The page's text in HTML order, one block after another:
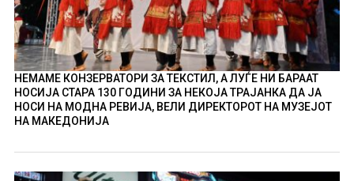
НЕМАМЕ КОНЗЕРВАТОРИ ЗА ТЕКСТИЛ, А ЛУЃЕ НИ БАРААТ
НОСИЈА СТАРА 130 ГОДИНИ ЗА НЕКОЈА ТРАЈАНКА ДА ЈА
НОСИ НА МОДНА РЕВИЈА, ВЕЛИ ДИРЕКТОРОТ НА МУЗЕЈОТ
НА МАКЕДОНИЈА